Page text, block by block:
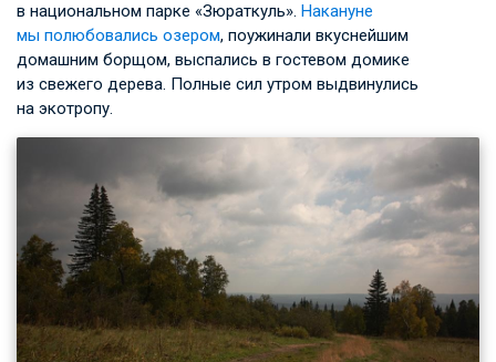
в национальном парке «Зюраткуль». Накануне
мы полюбовались озером, поужинали вкуснейшим
домашним борщом, выспались в гостевом домике
из свежего дерева. Полные сил утром выдвинулись
на экотропу.